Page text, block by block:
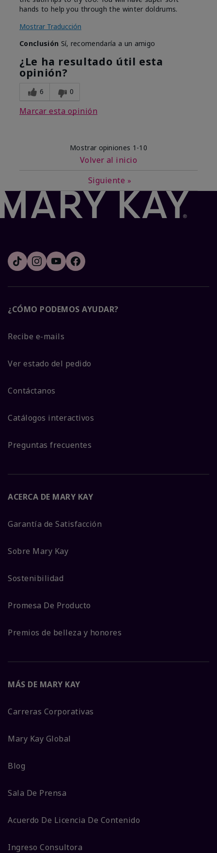
hands to help you through the winter doldrums.
Mostrar Traducción
Conclusión Sí, recomendaría a un amigo
¿Le ha resultado útil esta
opinión?
6 0
Marcar esta opinión
Mostrar opiniones 1-10
Volver al inicio
Siguiente »
¿CÓMO PODEMOS AYUDAR?
Recibe e-mails
Ver estado del pedido
Contáctanos
Catálogos interactivos
Preguntas frecuentes
ACERCA DE MARY KAY
Garantía de Satisfacción
Sobre Mary Kay
Sostenibilidad
Promesa De Producto
Premios de belleza y honores
MÁS DE MARY KAY
Carreras Corporativas
Mary Kay Global
Blog
Sala De Prensa
Acuerdo De Licencia De Contenido
Ingreso Consultora